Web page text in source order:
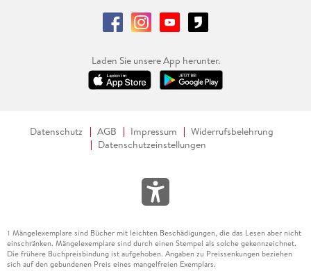
Laden Sie unsere App herunter.
Datenschutz AGB Impressum
Widerrufsbelehrung
Datenschutzeinstellungen
1 Mängelexemplare sind Bücher mit leichten Beschädigungen, die das Lesen aber nicht
einschränken. Mängelexemplare sind durch einen Stempel als solche gekennzeichnet.
Die frühere Buchpreisbindung ist aufgehoben. Angaben zu Preissenkungen beziehen
sich auf den gebundenen Preis eines mangelfreien Exemplars.